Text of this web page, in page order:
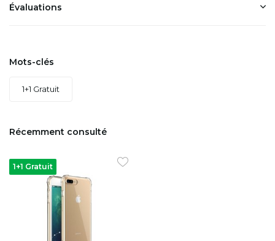
Évaluations
Mots-clés
1+1 Gratuit
Récemment consulté
1+1 Gratuit